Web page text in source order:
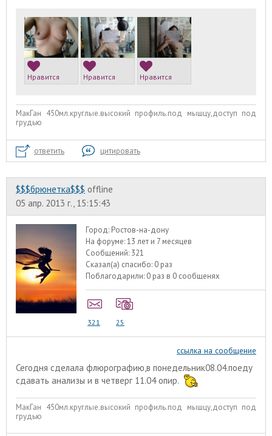
Нравится Нравится Нравится
МакГан 450мл.круглые.высокий профиль.под мышцу,доступ под
грудью
ответить цитировать
$$$брюнетка$$$ offline
05 апр. 2013 г., 15:15:43
Город: Ростов-на-дону
На форуме:13 лет и 7 месяцев
Сообщений: 321
Сказал(а) спасибо: 0 раз
Поблагодарили: 0 раз в 0 сообщенях
321 25
ссылка на сообщение
Сегодня сделала флюрографию,в понедельник08.04.поеду
сдавать анализы и в четверг 11.04 опир.
МакГан 450мл.круглые.высокий профиль.под мышцу,доступ под
грудью